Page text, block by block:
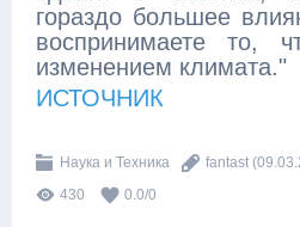
гораздо большее
воспринимаете то,
изменением климата."
ИСТОЧНИК
Наука и Техника fantast
430
0.0/0